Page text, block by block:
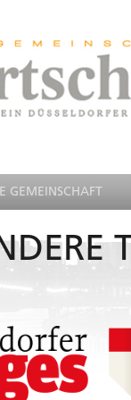
GEMEINSCHAFT